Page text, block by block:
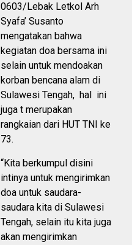
0603/Lebak Letkol Arh
Syafa’ Susanto
mengatakan bahwa
kegiatan doa bersama ini
selain untuk mendoakan
korban bencana alam di
Sulawesi Tengah, hal ini
juga t merupakan
rangkaian dari HUT TNI ke
73.
“Kita berkumpul disini
intinya untuk mengirimkan
doa untuk saudara-
saudara kita di Sulawesi
Tengah, selain itu kita juga
akan mengirimkan